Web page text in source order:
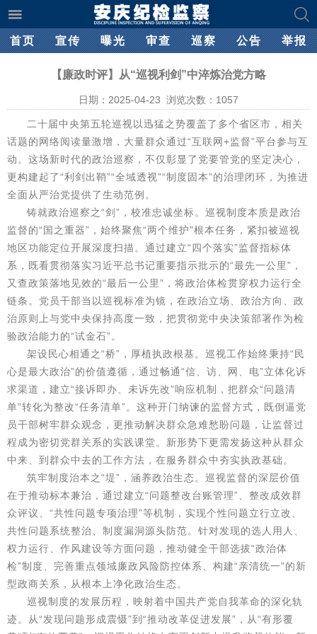
首页 宣传 曝光 审查 巡察 公告 举报
【廉政时评】从“巡视利剑”中淬炼治党方略
日期：2025-04-23 浏览次数： 1057
二十届中央第五轮巡视以迅猛之势覆盖了多个省区市，相关
话题的网络阅读量激增，大量群众通过“互联网+监督”平台参与互
动。这场新时代的政治巡察，不仅彰显了党要管党的坚定决心，
更构建起了“利剑出鞘”“全域透视”“制度固本”的治理闭环，为推进
全面从严治党提供了生动范例。
铸就政治巡察之“剑”，校准忠诚坐标。巡视制度本质是政治
监督的“国之重器”，始终聚焦“两个维护”根本任务，紧扣被巡视
地区功能定位开展深度扫描。通过建立“四个落实”监督指标体
系，既看贯彻落实习近平总书记重要指示批示的“最先一公里”，
又查政策落地见效的“最后一公里”，将政治体检贯穿权力运行全
链条。党员干部当以巡视标准为镜，在政治立场、政治方向、政
治原则上与党中央保持高度一致，把贯彻党中央决策部署作为检
验政治能力的“试金石”。
架设民心相通之“桥”，厚植执政根基。巡视工作始终秉持“民
心是最大政治”的价值遵循，通过畅通“信、访、网、电”立体化诉
求渠道，建立“接诉即办、未诉先改”响应机制，把群众“问题清
单”转化为整改“任务清单”。这种开门纳谏的监督方式，既倒逼党
员干部树牢群众观念，更推动解决群众急难愁盼问题，让监督过
程成为密切党群关系的实践课堂。新形势下更需发扬这种从群众
中来、到群众中去的工作方法，在服务群众中夯实执政基础。
筑牢制度治本之“堤”，涵养政治生态。巡视监督的深层价值
在于推动标本兼治，通过建立“问题整改台账管理”、整改成效群
众评议、“共性问题专项治理”等机制，实现个性问题立行立改、
共性问题系统整治、制度漏洞源头防范。针对发现的选人用人、
权力运行、作风建设等方面问题，推动健全干部选拔“政治体
检”制度、完善重点领域廉政风险防控体系、构建“亲清统一”的新
型政商关系，从根本上净化政治生态。
巡视制度的发展历程，映射着中国共产党自我革命的深化轨
迹。从“发现问题形成震慑”到“推动改革促进发展”，从“有形覆